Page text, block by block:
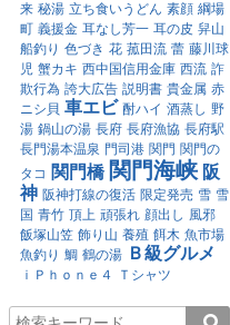
来 秘湯 立ち食いうどん 素顔 綱場
町 義援金 耳なし芳一 耳の皮 舁山
船釣り 色づき 花 菰田流 蕾 藤川球
児 蟹カキ 西中国信用金庫 西流 詐
欺行為 誇大広告 説明書 貴金属 赤
ニシ貝 車エビ 酎ハイ 酒蒸し 野
湯 鍋山の湯 長府 長府漁協 長府駅
長門湯本温泉 門司港 関門 関門の
タコ 関門橋 関門海峡 阪
神 阪神打線の復活 限定発売 雪 雪
国 青竹 頂上 頑張れ 顔出し 風邪
飯塚山笠 飾り山 養殖 餌木 魚市場
魚釣り 鯛 鶴の湯 Ｂ級グルメ
ｉＰｈｏｎｅ４ Ｔシャツ